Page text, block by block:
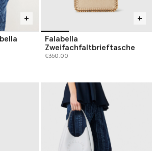
Falabella
Zweifachfaltbrieftasche
€350.00